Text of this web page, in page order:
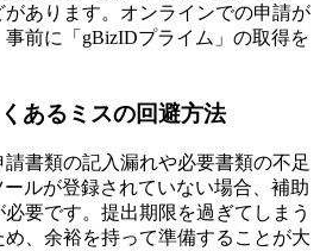
あります。オンラインでの申請が
前に「gBizIDプライム」の取得を
あるミスの回避方法
書類の記入漏れや必要書類の不足
ルが登録されていない場合、補助
要です。提出期限を過ぎてしまう
、余裕を持って準備することが大